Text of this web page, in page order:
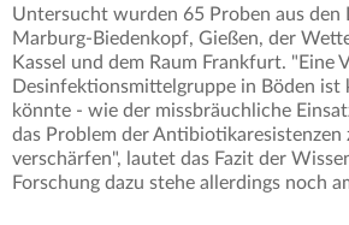
Untersucht wurden 65 Proben aus den
Marburg-Biedenkopf, Gießen, der
Kassel und dem Raum Frankfurt. "Eine
Desinfektionsmittelgruppe in Böden ist
könnte - wie der missbräuchliche
das Problem der Antibiotikaresistenzen
verschärfen", lautet das Fazit der
Forschung dazu stehe allerdings noch